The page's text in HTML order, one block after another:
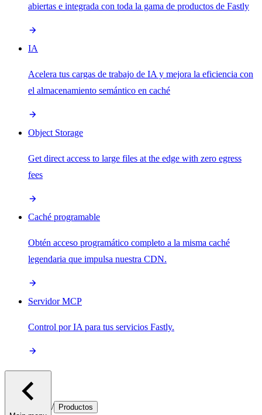
abiertas e integrada con toda la gama de productos de Fastly
IA
Acelera tus cargas de trabajo de IA y mejora la eficiencia con
el almacenamiento semántico en caché
Object Storage
Get direct access to large files at the edge with zero egress
fees
Caché programable
Obtén acceso programático completo a la misma caché
legendaria que impulsa nuestra CDN.
Servidor MCP
Control por IA para tus servicios Fastly.
/ Productos